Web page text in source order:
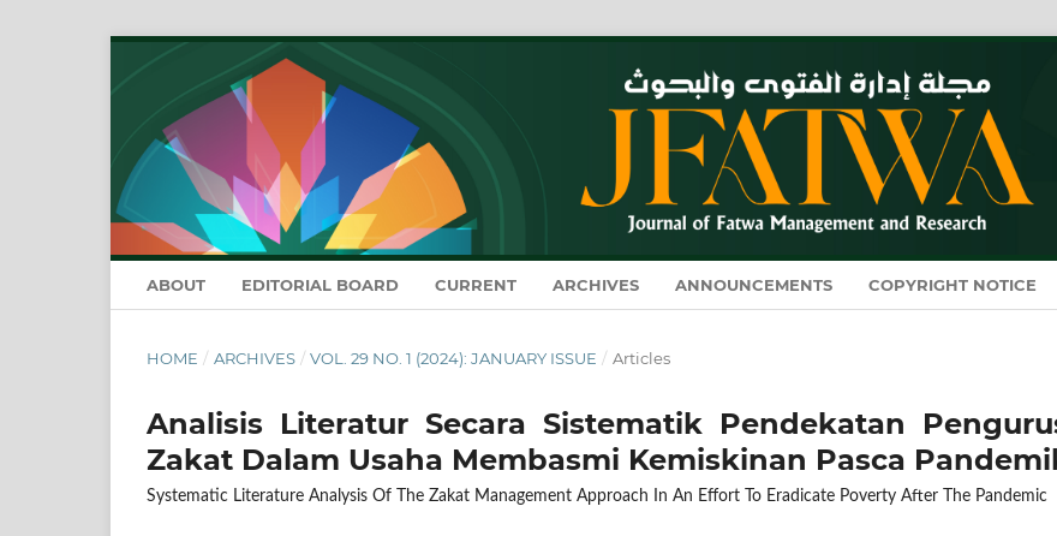
ABOUT EDITORIAL BOARD CURRENT ARCHIVES ANNOUNCEMENTS COPYRIGHT NOTICE
HOME / ARCHIVES / VOL. 29 NO. 1 (2024): JANUARY ISSUE / Articles
Analisis Literatur Secara Sistematik Pendekatan
Zakat Dalam Usaha Membasmi Kemiskinan Pasca
Systematic Literature Analysis Of The Zakat Management Approach In An Effort To Eradicate Poverty After The Pandemic